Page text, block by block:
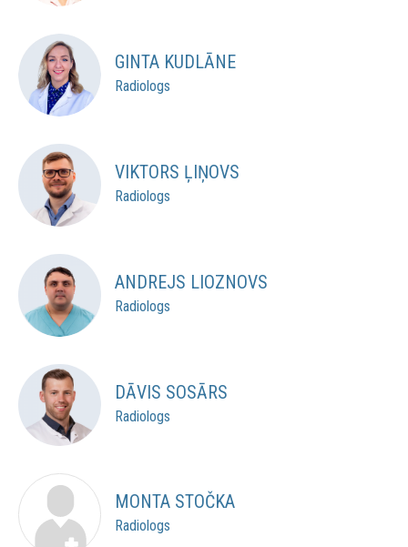
GINTA KUDLĀNE
Radiologs
VIKTORS ĻIŅOVS
Radiologs
ANDREJS LIOZNOVS
Radiologs
DĀVIS SOSĀRS
Radiologs
MONTA STOČKA
Radiologs